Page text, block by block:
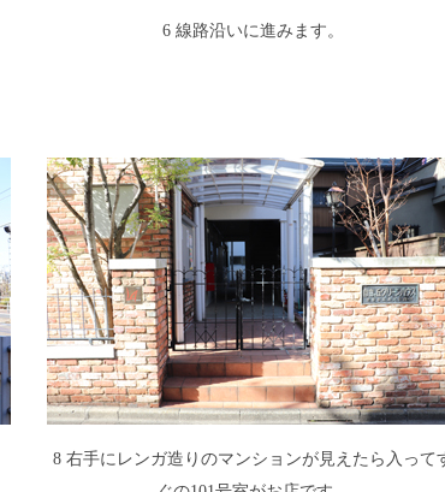
6 線路沿いに進みます。
8 右手にレンガ造りのマンションが見えたら入って